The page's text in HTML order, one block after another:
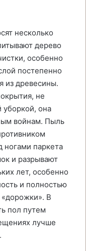
несколько
дерево
особенно
постепенно
из древесины.
не
уборкой, она
войнам. Пыль
ногами паркета
и разрывают
лет, особенно
и полностью
«дорожки». В
пол путем
лучше